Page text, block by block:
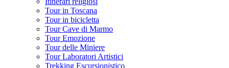
Tour in Toscana
Tour in bicicletta
Tour Cave di Marmo
Tour Emozione
Tour delle Miniere
Tour Laboratori Artistici
Trekking Escursionistico